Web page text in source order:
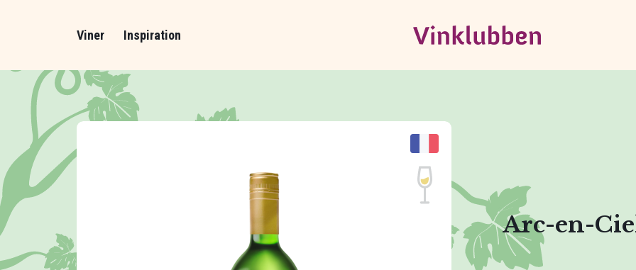
Viner Inspiration
Arc-en-